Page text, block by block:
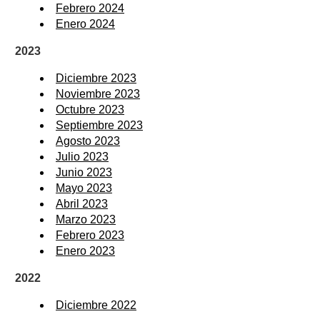
Febrero 2024
Enero 2024
2023
Diciembre 2023
Noviembre 2023
Octubre 2023
Septiembre 2023
Agosto 2023
Julio 2023
Junio 2023
Mayo 2023
Abril 2023
Marzo 2023
Febrero 2023
Enero 2023
2022
Diciembre 2022